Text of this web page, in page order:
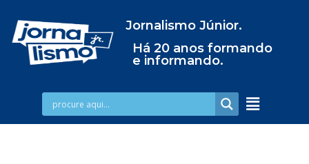
Jornalismo Júnior.
Há 20 anos formando
e informando.